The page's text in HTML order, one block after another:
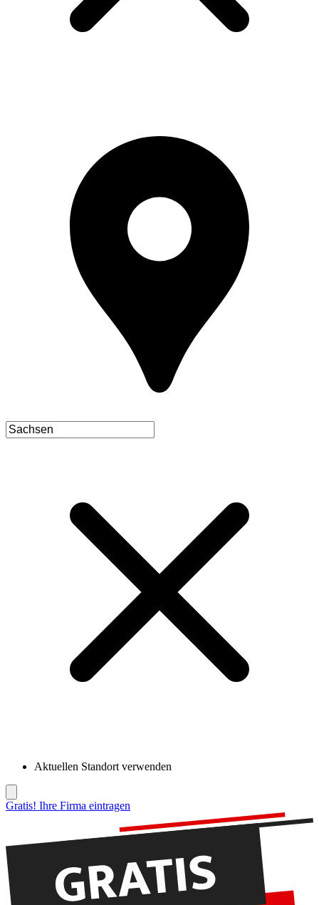
Aktuellen Standort verwenden
Gratis! Ihre Firma eintragen